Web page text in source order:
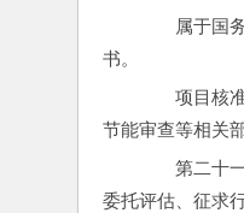
属于国务
书。
项目核准
节能审查等相关
第二十一
委托评估、征求